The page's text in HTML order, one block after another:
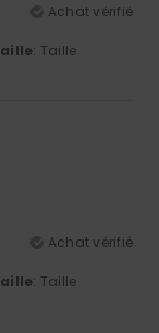
Achat vérifié
: Taille
Achat vérifié
: Taille